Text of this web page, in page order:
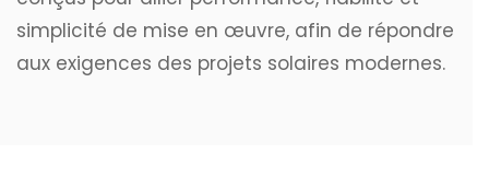
simplicité de mise en œuvre, afin de répondre
aux exigences des projets solaires modernes.